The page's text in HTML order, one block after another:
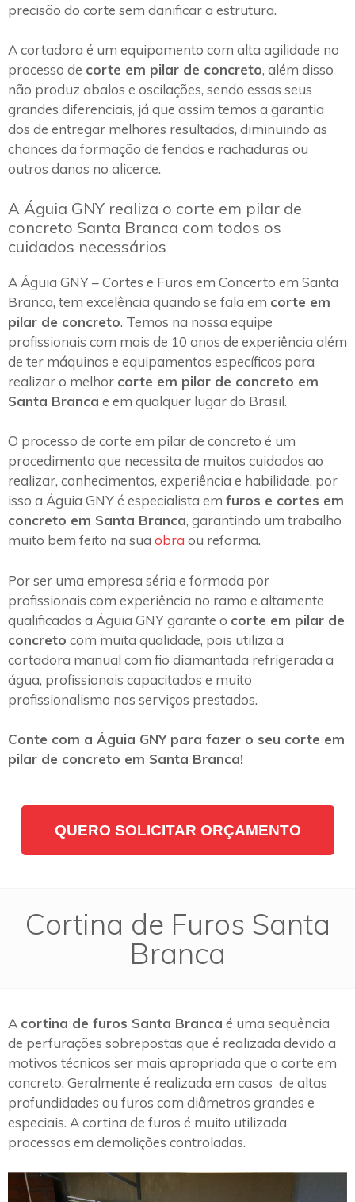
precisão do corte sem danificar a estrutura.
A cortadora é um equipamento com alta agilidade no
processo de corte em pilar de concreto, além disso
não produz abalos e oscilações, sendo essas seus
grandes diferenciais, já que assim temos a garantia
dos de entregar melhores resultados, diminuindo as
chances da formação de fendas e rachaduras ou
outros danos no alicerce.
A Águia GNY realiza o corte em pilar de
concreto Santa Branca com todos os
cuidados necessários
A Águia GNY – Cortes e Furos em Concerto em Santa
Branca, tem excelência quando se fala em corte em
pilar de concreto. Temos na nossa equipe
profissionais com mais de 10 anos de experiência além
de ter máquinas e equipamentos específicos para
realizar o melhor corte em pilar de concreto em
Santa Branca e em qualquer lugar do Brasil.
O processo de corte em pilar de concreto é um
procedimento que necessita de muitos cuidados ao
realizar, conhecimentos, experiência e habilidade, por
isso a Águia GNY é especialista em furos e cortes em
concreto em Santa Branca, garantindo um trabalho
muito bem feito na sua obra ou reforma.
Por ser uma empresa séria e formada por
profissionais com experiência no ramo e altamente
qualificados a Águia GNY garante o corte em pilar de
concreto com muita qualidade, pois utiliza a
cortadora manual com fio diamantada refrigerada a
água, profissionais capacitados e muito
profissionalismo nos serviços prestados.
Conte com a Águia GNY para fazer o seu corte em
pilar de concreto em Santa Branca!
QUERO SOLICITAR ORÇAMENTO
Cortina de Furos Santa
Branca
A cortina de furos Santa Branca é uma sequência
de perfurações sobrepostas que é realizada devido a
motivos técnicos ser mais apropriada que o corte em
concreto. Geralmente é realizada em casos de altas
profundidades ou furos com diâmetros grandes e
especiais. A cortina de furos é muito utilizada
processos em demolições controladas.